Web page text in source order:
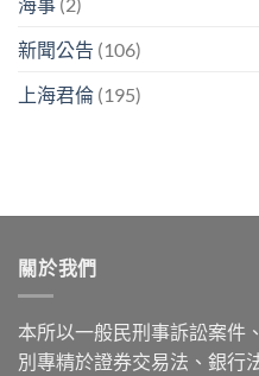
新聞公告 (106)
上海君倫 (195)
關於我們
本所以一般民刑事訴訟案件
別專精於證券交易法、銀行